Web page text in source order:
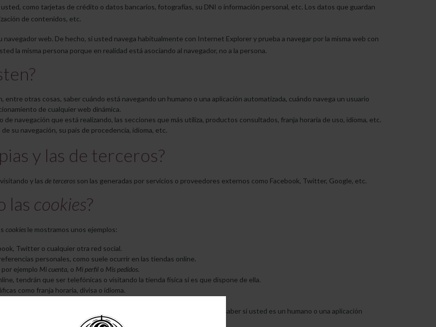
como tarjetas de crédito o datos bancarios, fotografías, su DNI o información personal, etc. Los datos que guardan
de contenidos, etc.
navegador web. De hecho, si usted navega habitualmente con Internet Explorer y prueba a navegar por la misma web con
la misma persona porque en realidad está asociando al navegador, no a la persona.
entre otras cosas, saber cuándo está navegando un humano o una aplicación automatizada, cuándo navega un usuario
de cualquier web dinámica.
navegación que está realizando, las secciones que más utiliza, productos consultados, franja horaria de uso, idioma, etc.
su navegación, su país de procedencia, idioma, etc.
y las de terceros?
y las de terceros son las generadas por servicios o proveedores externos como Facebook, Twitter, Google, etc.
las cookies?
cookies le mostramos unos ejemplos:
Twitter o cualquier otra red social.
personales, como suele ocurrir en las tiendas online.
ejemplo Mi cuenta, o Mi perfil o Mis pedidos.
tendrán que ser telefónicas o visitando la tienda física si es que dispone de ella.
como franja horaria, divisa o idioma.
y tráfico en la web, lo que dificultará que la web sea competitiva.
comentarios, valorar o puntuar contenidos. La web tampoco podrá saber si usted es un humano o una aplicación